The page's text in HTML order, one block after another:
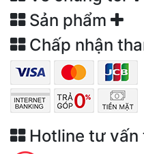
Sản phẩm
Chấp nhận
Hotline tư vấn